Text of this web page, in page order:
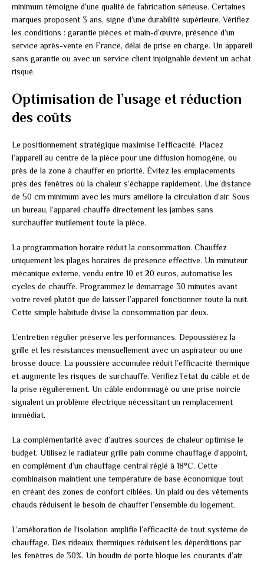
minimum témoigne d’une qualité de fabrication sérieuse. Certaines
marques proposent 3 ans, signe d’une durabilité supérieure. Vérifiez
les conditions : garantie pièces et main-d’œuvre, présence d’un
service après-vente en France, délai de prise en charge. Un appareil
sans garantie ou avec un service client injoignable devient un achat
risqué.
Optimisation de l’usage et réduction
des coûts
Le positionnement stratégique maximise l’efficacité. Placez
l’appareil au centre de la pièce pour une diffusion homogène, ou
près de la zone à chauffer en priorité. Évitez les emplacements
près des fenêtres où la chaleur s’échappe rapidement. Une distance
de 50 cm minimum avec les murs améliore la circulation d’air. Sous
un bureau, l’appareil chauffe directement les jambes sans
surchauffer inutilement toute la pièce.
La programmation horaire réduit la consommation. Chauffez
uniquement les plages horaires de présence effective. Un minuteur
mécanique externe, vendu entre 10 et 20 euros, automatise les
cycles de chauffe. Programmez le démarrage 30 minutes avant
votre réveil plutôt que de laisser l’appareil fonctionner toute la nuit.
Cette simple habitude divise la consommation par deux.
L’entretien régulier préserve les performances. Dépoussiérez la
grille et les résistances mensuellement avec un aspirateur ou une
brosse douce. La poussière accumulée réduit l’efficacité thermique
et augmente les risques de surchauffe. Vérifiez l’état du câble et de
la prise régulièrement. Un câble endommagé ou une prise noircie
signalent un problème électrique nécessitant un remplacement
immédiat.
La complémentarité avec d’autres sources de chaleur optimise le
budget. Utilisez le radiateur grille pain comme chauffage d’appoint,
en complément d’un chauffage central réglé à 18°C. Cette
combinaison maintient une température de base économique tout
en créant des zones de confort ciblées. Un plaid ou des vêtements
chauds réduisent le besoin de chauffer l’ensemble du logement.
L’amélioration de l’isolation amplifie l’efficacité de tout système de
chauffage. Des rideaux thermiques réduisent les déperditions par
les fenêtres de 30%. Un boudin de porte bloque les courants d’air